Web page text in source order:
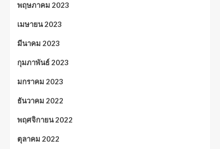
พฤษภาคม 2023
เมษายน 2023
มีนาคม 2023
กุมภาพันธ์ 2023
มกราคม 2023
ธันวาคม 2022
พฤศจิกายน 2022
ตุลาคม 2022